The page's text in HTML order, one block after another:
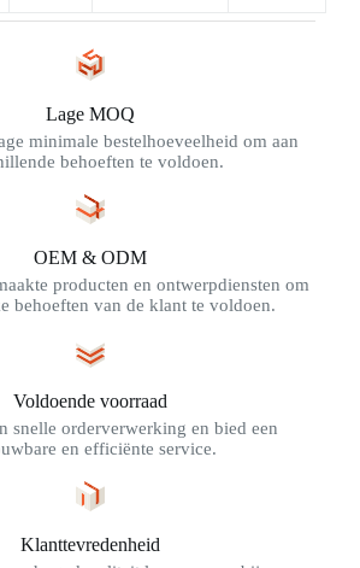
Lage MOQ
minimale bestelhoeveelheid om aan
behoeften te voldoen.
OEM & ODM
producten en ontwerpdiensten om
behoeften van de klant te voldoen.
Voldoende voorraad
snelle orderverwerking en bied een
en efficiënte service.
Klanttevredenheid